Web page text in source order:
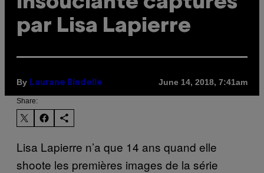
par Lisa Lapierre
By Laurane Bindelle June 14, 2018, 7:41am
Share:
Lisa Lapierre n’a que 14 ans quand elle
shoote les premières images de la série